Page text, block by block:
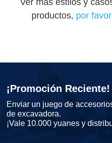
productos, por
¡Promoción Reciente!
Enviar un juego de
de excavadora.
¡Vale 10.000 yuanes y